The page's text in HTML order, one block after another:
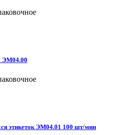
ЭМ04.00
этикеток ЭМ04.01 100 шт/мин